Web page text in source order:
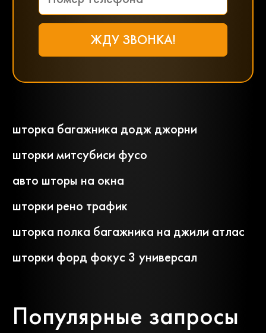
Популярные запросы
шторка багажника додж джорни
шторки митсубиси фусо
авто шторы на окна
шторки рено трафик
шторка полка багажника на джили атлас
шторки форд фокус 3 универсал